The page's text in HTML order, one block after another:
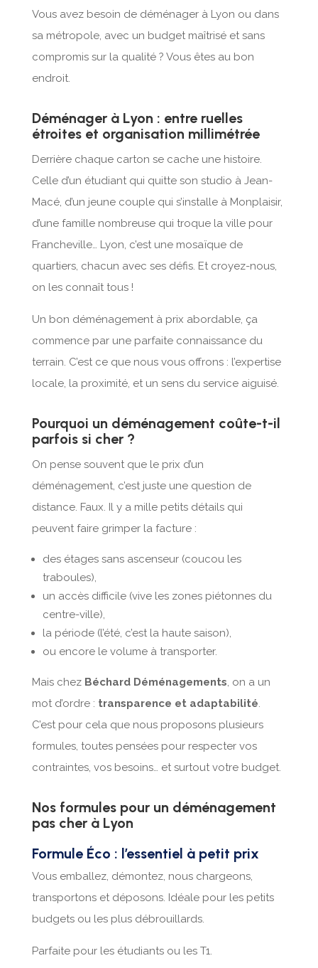
Vous avez besoin de déménager à Lyon ou dans
sa métropole, avec un budget maîtrisé et sans
compromis sur la qualité ? Vous êtes au bon
endroit.
Déménager à Lyon : entre ruelles
étroites et organisation millimétrée
Derrière chaque carton se cache une histoire.
Celle d’un étudiant qui quitte son studio à Jean-
Macé, d’un jeune couple qui s’installe à Monplaisir,
d’une famille nombreuse qui troque la ville pour
Francheville… Lyon, c’est une mosaïque de
quartiers, chacun avec ses défis. Et croyez-nous,
on les connaît tous !
Un bon déménagement à prix abordable, ça
commence par une parfaite connaissance du
terrain. C’est ce que nous vous offrons : l’expertise
locale, la proximité, et un sens du service aiguisé.
Pourquoi un déménagement coûte-t-il
parfois si cher ?
On pense souvent que le prix d’un
déménagement, c’est juste une question de
distance. Faux. Il y a mille petits détails qui
peuvent faire grimper la facture :
des étages sans ascenseur (coucou les
traboules),
un accès difficile (vive les zones piétonnes du
centre-ville),
la période (l’été, c’est la haute saison),
ou encore le volume à transporter.
Mais chez Béchard Déménagements, on a un
mot d’ordre : transparence et adaptabilité.
C’est pour cela que nous proposons plusieurs
formules, toutes pensées pour respecter vos
contraintes, vos besoins… et surtout votre budget.
Nos formules pour un déménagement
pas cher à Lyon
Formule Éco : l’essentiel à petit prix
Vous emballez, démontez, nous chargeons,
transportons et déposons. Idéale pour les petits
budgets ou les plus débrouillards.
Parfaite pour les étudiants ou les T1.